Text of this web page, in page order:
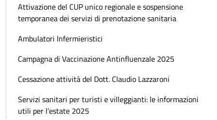
Attivazione del CUP unico regionale e sospensione
temporanea dei servizi di prenotazione sanitaria
Ambulatori Infermieristici
Campagna di Vaccinazione Antinfluenzale 2025
Cessazione attività del Dott. Claudio Lazzaroni
Servizi sanitari per turisti e villeggianti: le informazioni
utili per l’estate 2025